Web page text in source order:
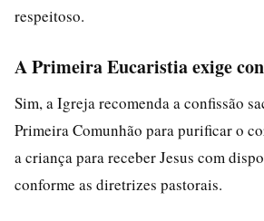
respeitoso.
A Primeira Eucaristia exige
Sim, a Igreja recomenda a confissão
Primeira Comunhão para purificar o
a criança para receber Jesus com
conforme as diretrizes pastorais.